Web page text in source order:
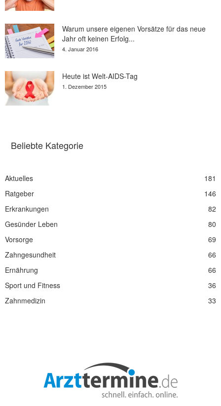
Warum unsere eigenen Vorsätze für das neue
Jahr oft keinen Erfolg...
4. Januar 2016
Heute ist Welt-AIDS-Tag
1. Dezember 2015
Beliebte Kategorie
Aktuelles
181
Ratgeber
146
Erkrankungen
82
Gesünder Leben
80
Vorsorge
69
Zahngesundheit
66
Ernährung
66
Sport und Fitness
36
Zahnmedizin
33